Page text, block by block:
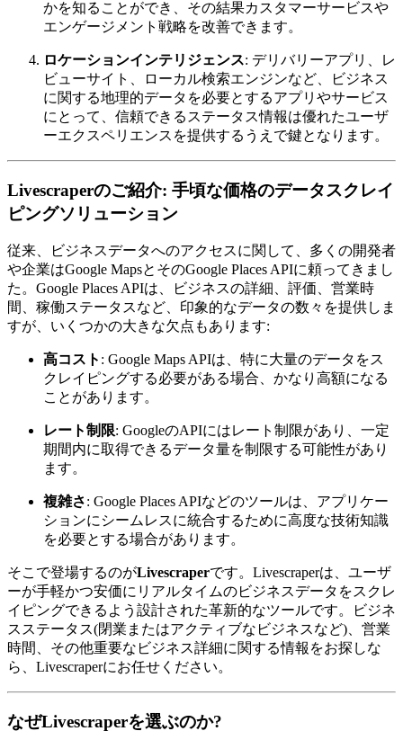
かを知ることができ、その結果カスタマーサービスや
エンゲージメント戦略を改善できます。
ロケーションインテリジェンス: デリバリーアプリ、レ
ビューサイト、ローカル検索エンジンなど、ビジネス
に関する地理的データを必要とするアプリやサービス
にとって、信頼できるステータス情報は優れたユーザ
ーエクスペリエンスを提供するうえで鍵となります。
Livescraperのご紹介: 手頃な価格のデータスクレイ
ピングソリューション
従来、ビジネスデータへのアクセスに関して、多くの開発者
や企業はGoogle MapsとそのGoogle Places APIに頼ってきまし
た。Google Places APIは、ビジネスの詳細、評価、営業時
間、稼働ステータスなど、印象的なデータの数々を提供しま
すが、いくつかの大きな欠点もあります:
高コスト : Google Maps APIは、特に大量のデータをス
クレイピングする必要がある場合、かなり高額になる
ことがあります。
レート制限: GoogleのAPIにはレート制限があり、一定
期間内に取得できるデータ量を制限する可能性があり
ます。
複雑さ: Google Places APIなどのツールは、アプリケー
ションにシームレスに統合するために高度な技術知識
を必要とする場合があります。
そこで登場するのがLivescraperです。Livescraperは、ユーザ
ーが手軽かつ安価にリアルタイムのビジネスデータをスクレ
イピングできるよう設計された革新的なツールです。ビジネ
スステータス(閉業またはアクティブなビジネスなど)、営業
時間、その他重要なビジネス詳細に関する情報をお探しな
ら、Livescraperにお任せください。
なぜLivescraperを選ぶのか?